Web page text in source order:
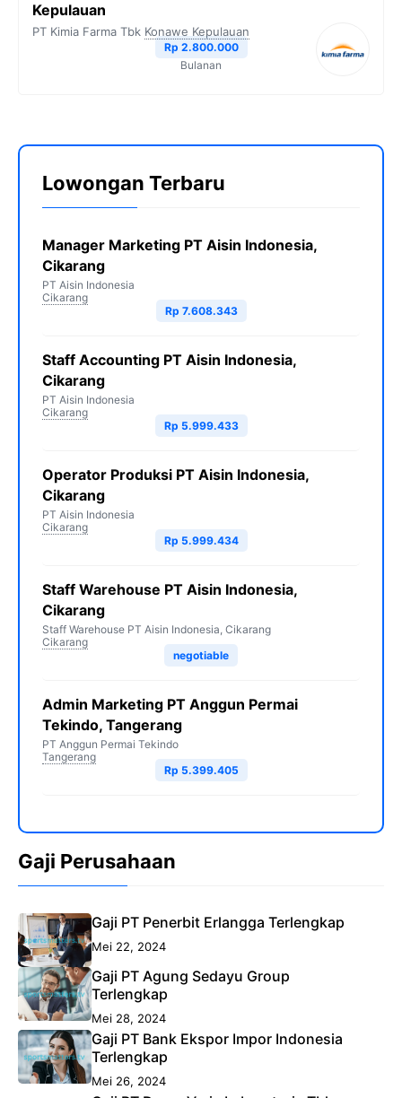
Kepulauan
PT Kimia Farma Tbk Konawe Kepulauan
Rp 2.800.000
Bulanan
Lowongan Terbaru
Manager Marketing PT Aisin Indonesia,
Cikarang
PT Aisin Indonesia
Cikarang
Rp 7.608.343
Staff Accounting PT Aisin Indonesia,
Cikarang
PT Aisin Indonesia
Cikarang
Rp 5.999.433
Operator Produksi PT Aisin Indonesia,
Cikarang
PT Aisin Indonesia
Cikarang
Rp 5.999.434
Staff Warehouse PT Aisin Indonesia,
Cikarang
Staff Warehouse PT Aisin Indonesia, Cikarang
Cikarang
negotiable
Admin Marketing PT Anggun Permai
Tekindo, Tangerang
PT Anggun Permai Tekindo
Tangerang
Rp 5.399.405
Gaji Perusahaan
Gaji PT Penerbit Erlangga Terlengkap
Mei 22, 2024
Gaji PT Agung Sedayu Group
Terlengkap
Mei 28, 2024
Gaji PT Bank Ekspor Impor Indonesia
Terlengkap
Mei 26, 2024